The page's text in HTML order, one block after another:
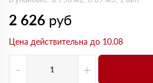
2 626 руб
Цена действительна до 10.08
- +